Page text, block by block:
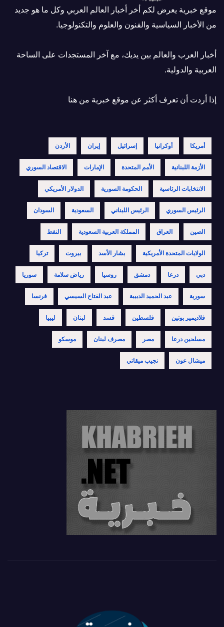
موقع خبرية يعرض لكم أخر أخبار العالم العربي وكل ما هو جديد
من الأخبار السياسية والفنون والعلوم والتكنولوجيا.
أخبار العرب والعالم بين يديك، مع آخر المستجدات على الساحة
العربية والدولية.
إذا أردت أن تعرف أكثر عن موقع خبرية من هنا
أمريكا أوكرانيا إسرائيل إيران الأردن
الأزمة اللبنانية الأمم المتحدة الإمارات الاقتصاد السوري
الانتخابات الرئاسية الحكومة السورية الدولار الأمريكي
الرئيس السوري الرئيس اللبناني السعودية السودان
الصين العراق المملكة العربية السعودية النفط
الولايات المتحدة الأمريكية بشار الأسد بيروت تركيا
دبي درعا دمشق روسيا رياض سلامة سوريا
سورية عبد الحميد الدبيبة عبد الفتاح السيسي فرنسا
فلاديمير بوتين فلسطين قسد لبنان ليبيا
مسلحين درعا مصر مصرف لبنان موسكو
ميشال عون نجيب ميقاتي